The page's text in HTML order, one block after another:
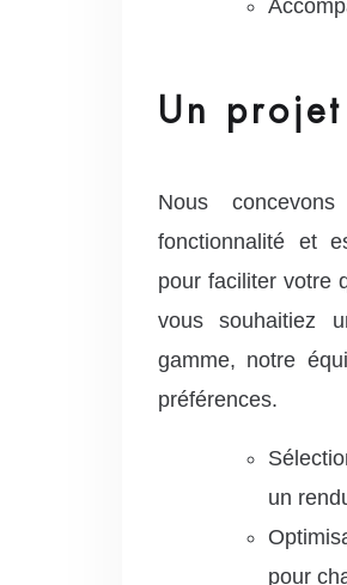
Un
Nous
fonctionnalité et
pour faciliter votre
vous souhaitiez
gamme, notre
préférences.
un
pour